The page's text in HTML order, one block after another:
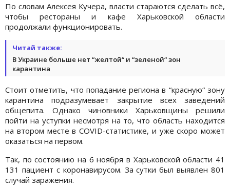
По словам Алексея Кучера, власти стараются сделать всё,
чтобы рестораны и кафе Харьковской области
продолжали функционировать.
Читай также:
В Украине больше нет “желтой“ и “зеленой“ зон
карантина
Стоит отметить, что попадание региона в “красную“ зону
карантина подразумевает закрытие всех заведений
общепита. Однако чиновники Харьковщины решили
пойти на уступки несмотря на то, что область находится
на втором месте в COVID-статистике, и уже скоро может
оказаться на первом.
Так, по состоянию на 6 ноября в Харьковской области 41
131 пациент с коронавирусом. За сутки был выявлен 801
случай заражения.